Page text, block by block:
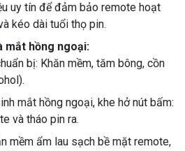
uy tín để đảm bảo remote hoạt
kéo dài tuổi thọ pin.
mắt hồng ngoại:
bị: Khăn mềm, tăm bông, cồn
mắt hồng ngoại, khe hở nút bấm:
và tháo pin ra.
mềm ẩm lau sạch bề mặt remote,